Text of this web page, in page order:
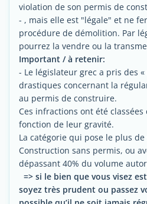
violation de son permis de
- , mais elle est "légale" et ne
procédure de démolition. Par
pourrez la vendre ou la
Important / à retenir:
- Le législateur grec a pris des «
drastiques concernant la
au permis de construire.
Ces infractions ont été classées
fonction de leur gravité.
La catégorie qui pose le plus
Construction sans permis, ou
dépassant 40% du volume
=> si le bien que vous visez
soyez très prudent ou passez